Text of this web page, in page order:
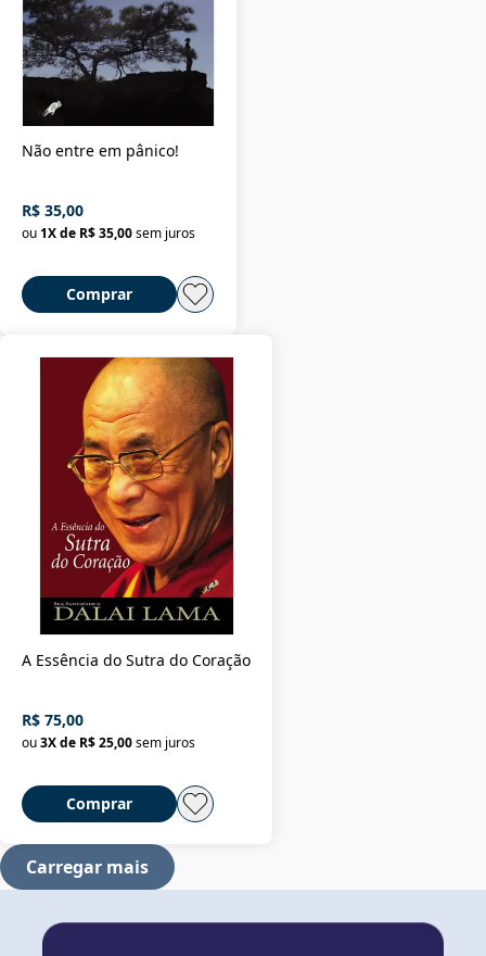
Não entre em pânico!
R$ 35,00
ou1X de R$ 35,00sem juros
Comprar
A Essência do Sutra do Coração
R$ 75,00
ou3X de R$ 25,00sem juros
Comprar